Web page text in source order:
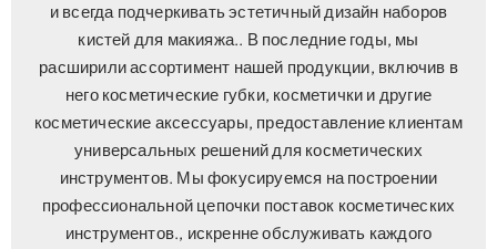
и всегда подчеркивать эстетичный дизайн наборов
кистей для макияжа.. В последние годы, мы
расширили ассортимент нашей продукции, включив в
него косметические губки, косметички и другие
косметические аксессуары, предоставление клиентам
универсальных решений для косметических
инструментов. Мы фокусируемся на построении
профессиональной цепочки поставок косметических
инструментов., искренне обслуживать каждого